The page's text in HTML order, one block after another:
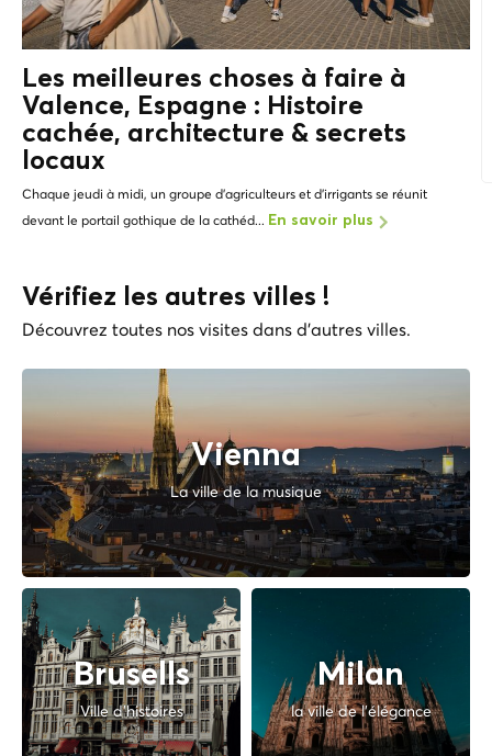
Les meilleures choses à faire à
Valence, Espagne : Histoire
cachée, architecture & secrets
locaux
Chaque jeudi à midi, un groupe d'agriculteurs et d'irrigants se réunit
devant le portail gothique de la cathéd... En savoir plus
Vérifiez les autres villes !
Découvrez toutes nos visites dans d'autres villes.
Vienna
La ville de la musique
Brusells
Ville d'histoires
Milan
la ville de l'élégance